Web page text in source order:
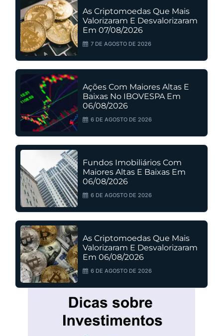
As Criptomoedas Que Mais
Valorizaram E Desvalorizaram
Em 07/08/2026
7 DE AGOSTO DE 2026
Ações Com Maiores Altas E
Baixas No IBOVESPA Em
06/08/2026
6 DE AGOSTO DE 2026
Fundos Imobiliários Com
Maiores Altas E Baixas Em
06/08/2026
6 DE AGOSTO DE 2026
As Criptomoedas Que Mais
Valorizaram E Desvalorizaram
Em 06/08/2026
6 DE AGOSTO DE 2026